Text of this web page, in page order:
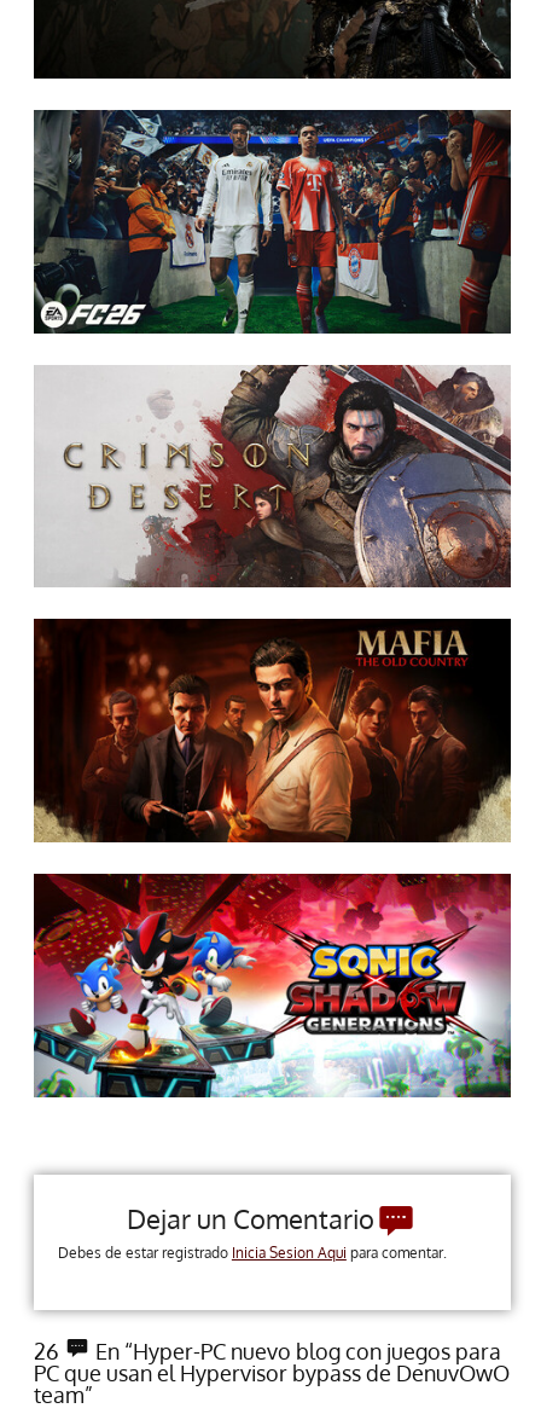
Dejar un Comentario
Debes de estar registrado Inicia Sesion Aqui para comentar.
26
En “Hyper-PC nuevo blog con juegos para
PC que usan el Hypervisor bypass de DenuvOwO
team”